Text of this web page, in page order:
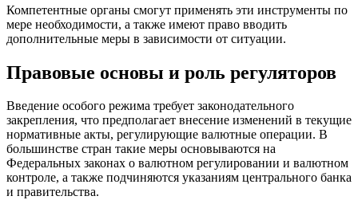
Компетентные органы смогут применять эти инструменты по
мере необходимости, а также имеют право вводить
дополнительные меры в зависимости от ситуации.
Правовые основы и роль регуляторов
Введение особого режима требует законодательного
закрепления, что предполагает внесение изменений в текущие
нормативные акты, регулирующие валютные операции. В
большинстве стран такие меры основываются на
Федеральных законах о валютном регулировании и валютном
контроле, а также подчиняются указаниям центрального банка
и правительства.